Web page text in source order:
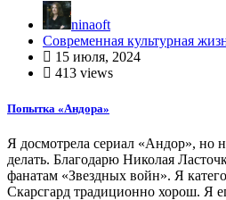
ninaoft
Современная культурная
15 июля, 2024
413 views
Попытка «Андора»
Я досмотрела сериал «Андор», но
делать. Благодарю Николая
фанатам «Звездных войн». Я
Скарсгард традиционно хорош. Я